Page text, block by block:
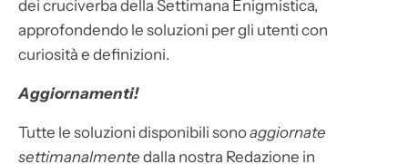
dei cruciverba della Settimana Enigmistica,
approfondendo le soluzioni per gli utenti con
curiosità e definizioni.
Aggiornamenti!
Tutte le soluzioni disponibili sonoaggiornate
settimanalmente dalla nostra Redazione in